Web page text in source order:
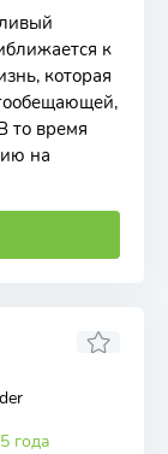
к
которая
то время
на
года